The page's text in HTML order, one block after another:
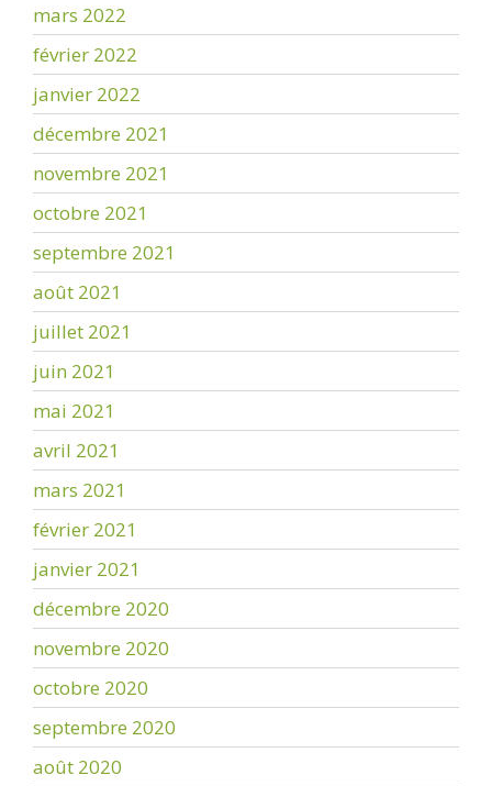
mars 2022
février 2022
janvier 2022
décembre 2021
novembre 2021
octobre 2021
septembre 2021
août 2021
juillet 2021
juin 2021
mai 2021
avril 2021
mars 2021
février 2021
janvier 2021
décembre 2020
novembre 2020
octobre 2020
septembre 2020
août 2020